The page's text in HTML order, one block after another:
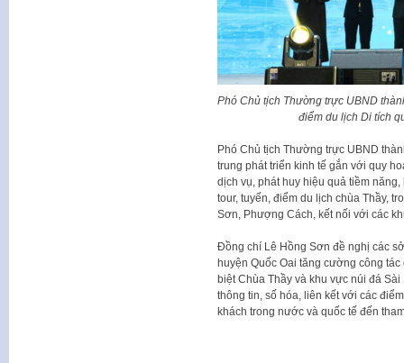
Phó Chủ tịch Thường trực UBND
điểm du lịch Di tích
Phó Chủ tịch Thường trực UBND
trung phát triển kinh tế gắn với quy
dịch vụ, phát huy hiệu quả tiềm
tour, tuyến, điểm du lịch chùa Thầy,
Sơn, Phượng Cách, kết nối với các
Đồng chí Lê Hồng Sơn đề nghị các
huyện Quốc Oai tăng cường công
biệt Chùa Thầy và khu vực núi đá
thông tin, số hóa, liên kết với các
khách trong nước và quốc tế đến